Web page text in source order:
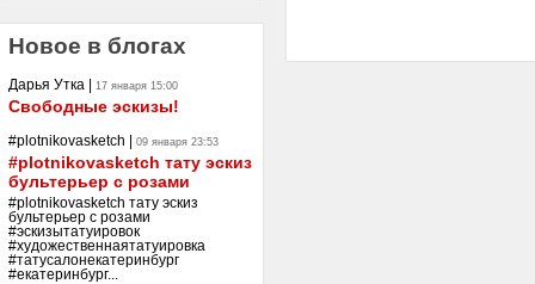
Новое в блогах
Дарья Утка 17 января 15:00
Свободные эскизы!
#plotnikovasketch 09 января 23:53
#plotnikovasketch тату эскиз
бультерьер с розами
#plotnikovasketch тату эскиз
бультерьер с розами
#эскизытатуировок
#художественнаятатуировка
#татусалонекатеринбург
#екатеринбург...